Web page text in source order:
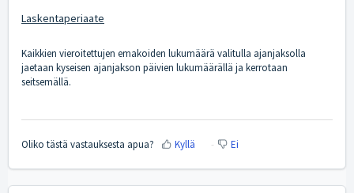
Laskentaperiaate
Kaikkien vieroitettujen emakoiden lukumäärä valitulla ajanjaksolla
jaetaan kyseisen ajanjakson päivien lukumäärällä ja kerrotaan
seitsemällä.
Oliko tästä vastauksesta apua? Kyllä Ei